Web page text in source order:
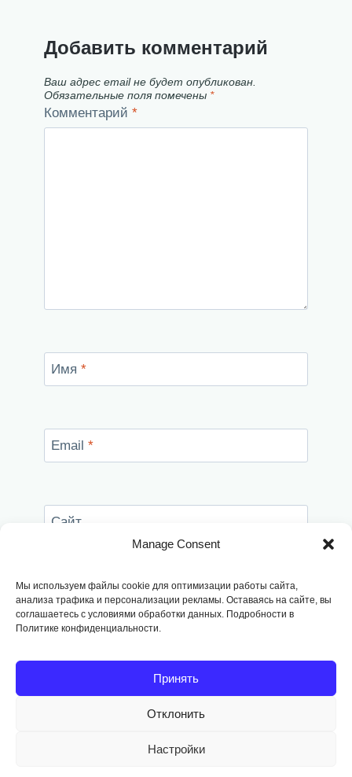
Manage Consent
Мы используем файлы cookie для оптимизации работы сайта,
анализа трафика и персонализации рекламы. Оставаясь на сайте, вы
соглашаетесь с условиями обработки данных. Подробности в
Политике конфиденциальности.
Принять
Отклонить
Настройки
Добавить комментарий
Ваш адрес email не будет опубликован.
Обязательные поля помечены *
Комментарий *
Имя *
Email *
Сайт
этом браузере для последующих моих
комментариев.